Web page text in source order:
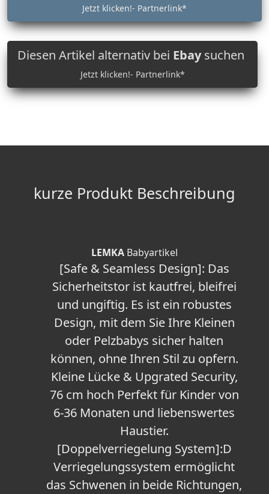
Jetzt klicken!- Partnerlink*
Diesen Artikel alternativ bei Ebaysuchen
Jetzt klicken!- Partnerlink*
kurze Produkt Beschreibung
LEMKA Babyartikel
[Safe & Seamless Design]: Das
Sicherheitstor ist kautfrei, bleifrei
und ungiftig. Es ist ein robustes
Design, mit dem Sie Ihre Kleinen
oder Pelzbabys sicher halten
können, ohne Ihren Stil zu opfern.
Kleine Lücke & Upgrated Security,
76 cm hoch Perfekt für Kinder von
6-36 Monaten und liebenswertes
Haustier.
[Doppelverriegelung System]:D
Verriegelungssystem ermöglicht
das Schwenen in beide Richtungen,